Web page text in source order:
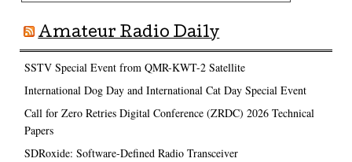
Amateur Radio Daily
SSTV Special Event from QMR-KWT-2 Satellite
International Dog Day and International Cat Day Special Event
Call for Zero Retries Digital Conference (ZRDC) 2026 Technical
Papers
SDRoxide: Software-Defined Radio Transceiver